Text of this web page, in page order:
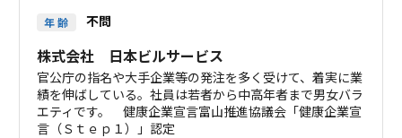
年 齢 不問
株式会社 日本ビルサービス
官公庁の指名や大手企業等の発注を多く受けて、着実に業
績を伸ばしている。社員は若者から中高年者まで男女バラ
エティです。 健康企業宣言富山推進協議会「健康企業宣
言（Ｓｔｅｐ１）」認定